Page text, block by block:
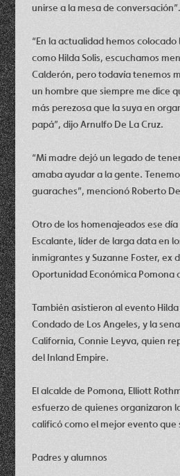
unirse a la mesa de conversación”.
“En la actualidad hemos
como Hilda Solis, escuchamos
Calderón, pero todavía tenemos
un hombre que siempre me dice
más perezosa que la suya en
papá”, dijo Arnulfo De La Cruz.
“Mi madre dejó un legado de
amaba ayudar a la gente.
guaraches”, mencionó Roberto
Otro de los homenajeados ese
Escalante, líder de larga data en
inmigrantes y Suzanne Foster, ex
Oportunidad Económica Pomona
También asistieron al evento
Condado de Los Angeles, y la
California, Connie Leyva, quien
del Inland Empire.
El alcalde de Pomona, Elliott
esfuerzo de quienes organizaron
calificó como el mejor evento que
Padres y alumnos